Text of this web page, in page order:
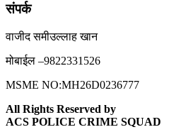
संपर्क
वाजीद समीउल्लाह खान
मोबाईल –9822331526
MSME NO:MH26D0236777
All Rights Reserved by
ACS POLICE CRIME SQUAD